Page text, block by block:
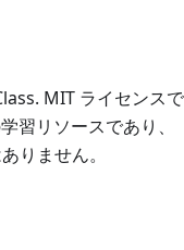
MIT ライセンスで
習リソースであり、
りません。